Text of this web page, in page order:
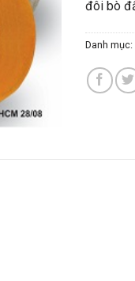
đôi bò
Danh mục: